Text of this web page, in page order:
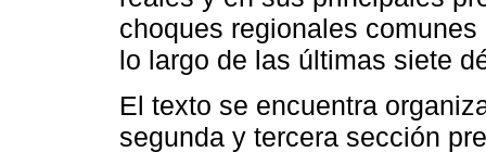
choques regionales
lo largo de las últimas siete
El texto se encuentra
segunda y tercera sección